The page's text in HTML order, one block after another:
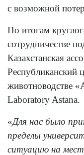
с возможной
По итогам
сотрудничестве
Казахстанская
Республиканский
животноводстве
Laboratory Astana.
«Для нас было
пределы
ситуацию на